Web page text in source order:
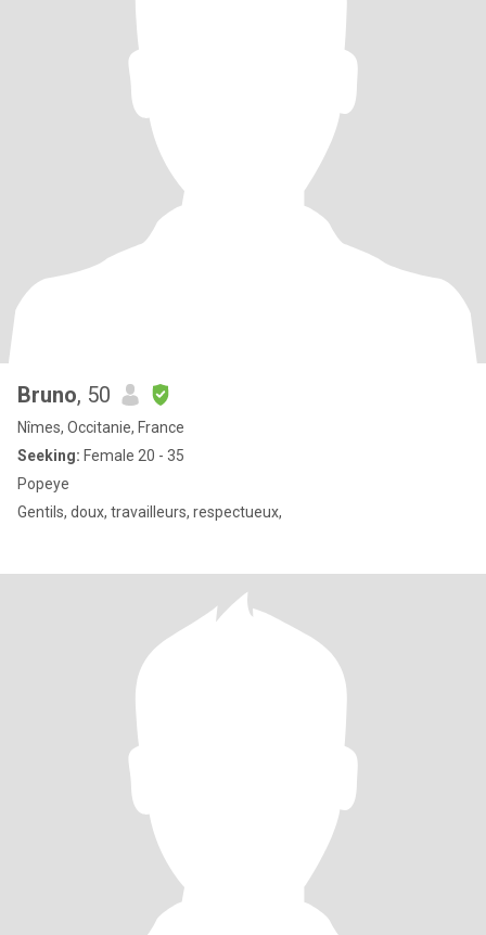
Bruno, 50
Nîmes, Occitanie, France
Seeking: Female 20 - 35
Popeye
Gentils, doux, travailleurs, respectueux,